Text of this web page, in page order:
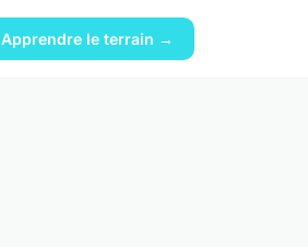
Apprendre le terrain →